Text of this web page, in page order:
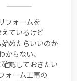
リフォームを
ているけど
始めたらいいのか
からない、
認しておきたい
ォーム工事の